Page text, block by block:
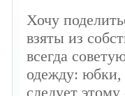
Хочу
взяты из
всегда
одежду: юбки,
следует